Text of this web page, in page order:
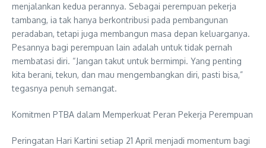
menjalankan kedua perannya. Sebagai perempuan pekerja
tambang, ia tak hanya berkontribusi pada pembangunan
peradaban, tetapi juga membangun masa depan keluarganya.
Pesannya bagi perempuan lain adalah untuk tidak pernah
membatasi diri. “Jangan takut untuk bermimpi. Yang penting
kita berani, tekun, dan mau mengembangkan diri, pasti bisa,”
tegasnya penuh semangat.
Komitmen PTBA dalam Memperkuat Peran Pekerja Perempuan
Peringatan Hari Kartini setiap 21 April menjadi momentum bagi